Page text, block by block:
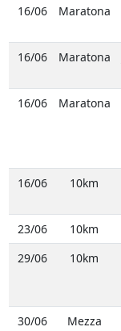
16/06 Maratona
16/06 Maratona
16/06 Maratona
16/06 10km
23/06 10km
29/06
10km
30/06 Mezza